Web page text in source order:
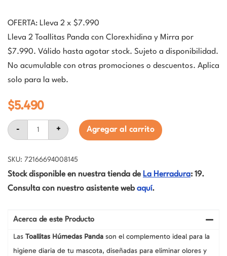
OFERTA: Lleva 2 x $7.990
Lleva 2 Toallitas Panda con Clorexhidina y Mirra por
$7.990. Válido hasta agotar stock. Sujeto a disponibilidad.
No acumulable con otras promociones o descuentos. Aplica
solo para la web.
$5.490
-
Toallitas
Húmedas
para
y
Gatos,
con
Mirra,
Unidades
+ Agregar al carrito
SKU: 72166694008145
Stock disponible en nuestra tienda de La Herradura: 19.
Consulta con nuestro asistente web aquí.
Acerca de este Producto
Las Toallitas Húmedas Panda son el complemento ideal para la
higiene diaria de tu mascota, diseñadas para eliminar olores y